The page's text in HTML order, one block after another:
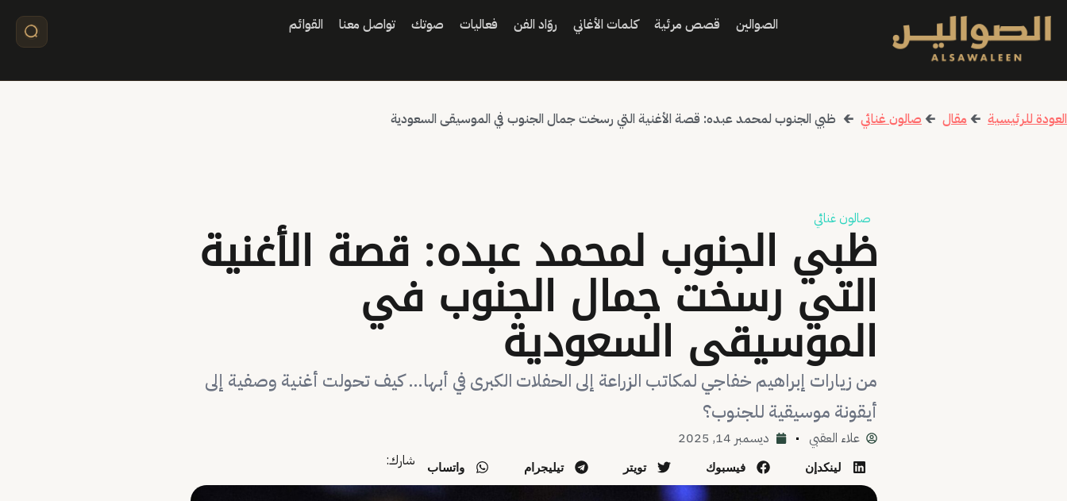
الصوالين قصص مرئية كلمات الأغاني روّاد الفن فعاليات صوتك تواصل معنا القوائم
العودة للرئيسية 🡰 مقال 🡰 صالون غنائي 🡰 ظبي الجنوب لمحمد عبده: قصة الأغنية التي رسخت جمال الجنوب في الموسيقى السعودية
صالون غنائي
ظبي الجنوب لمحمد عبده: قصة الأغنية
التي رسخت جمال الجنوب في
الموسيقى السعودية
من زيارات إبراهيم خفاجي لمكاتب الزراعة إلى الحفلات الكبرى في أبها… كيف تحولت أغنية وصفية إلى
أيقونة موسيقية للجنوب؟
علاء العقبي ديسمبر 14, 2025
لينكدإن فيسبوك تويتر تيليجرام واتساب شارك: